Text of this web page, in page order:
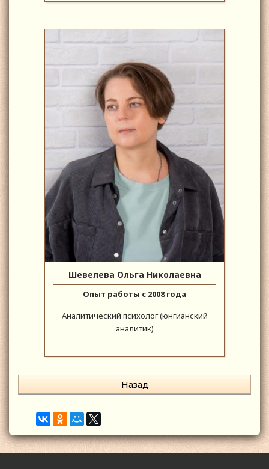
Шевелева Ольга Николаевна
Опыт работы с 2008 года
Аналитический психолог (юнгианский
аналитик)
Назад